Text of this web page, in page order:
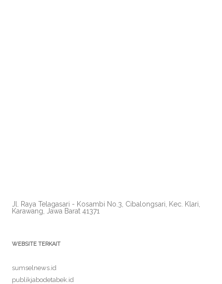
Jl. Raya Telagasari - Kosambi No.3, Cibalongsari, Kec. Klari,
Karawang, Jawa Barat 41371
WEBSITE TERKAIT
sumselnews.id
publikjabodetabek.id